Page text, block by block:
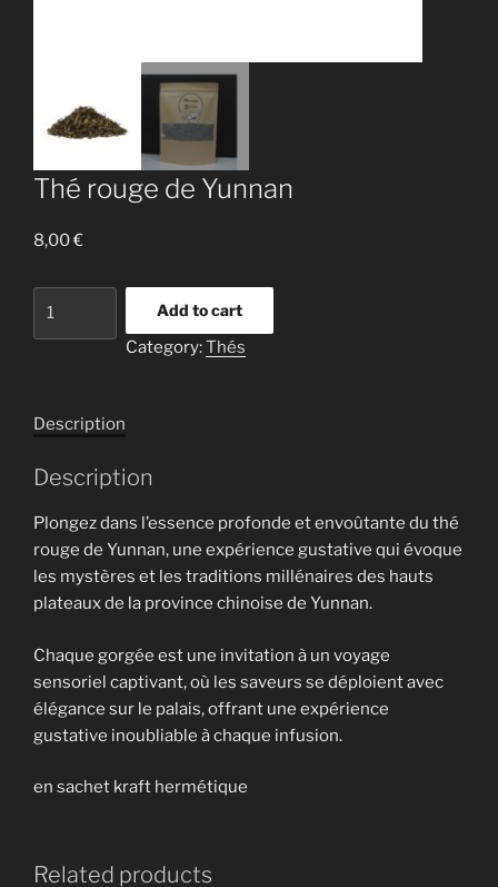
Thé rouge de Yunnan
8,00€
Add to cart
Category:Thés
Description
Description
Plongez dans l’essence profonde et envoûtante du thé
rouge de Yunnan, une expérience gustative qui évoque
les mystères et les traditions millénaires des hauts
plateaux de la province chinoise de Yunnan.
Chaque gorgée est une invitation à un voyage
sensoriel captivant, où les saveurs se déploient avec
élégance sur le palais, offrant une expérience
gustative inoubliable à chaque infusion.
en sachet kraft hermétique
Related products